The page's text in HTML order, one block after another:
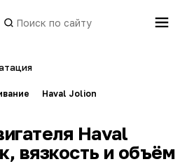
Haval Jolion
Haval
вязкость и объём